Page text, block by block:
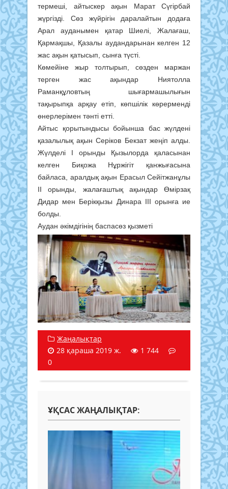
термеші, айтыскер ақын Марат Сүгірбай
жүргізді. Сөз жүйрігін даралайтын додаға
Арал ауданымен қатар Шиелі, Жалағаш,
Қармақшы, Қазалы аудандарынан келген 12
жас ақын қатысып, сынға түсті.
Көмейіне жыр толтырып, сөзден маржан
терген жас ақындар Ниятолла
Раманқұловтың шығармашылығын
тақырыпқа арқау етіп, көпшілік көрерменді
өнерлерімен тәнті етті.
Айтыс қорытындысы бойынша бас жүлдені
қазалылық ақын Серіков Бекзат жеңіп алды.
Жүлделі I орынды Қызылорда қаласынан
келген Биқожа Нұржігіт қанжығасына
байласа, аралдық ақын Ерасыл Сейітжанұлы
II орынды, жалағаштық ақындар Өмірзақ
Дидар мен Берікқызы Динара III орынға ие
болды.
Аудан әкімдігінің баспасөз қызметі
Жаңалықтар
28 қараша 2019 ж.
1 744
0
ҰҚСАС ЖАҢАЛЫҚТАР: